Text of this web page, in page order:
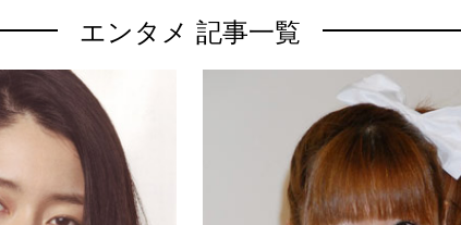
エンタメ 記事一覧